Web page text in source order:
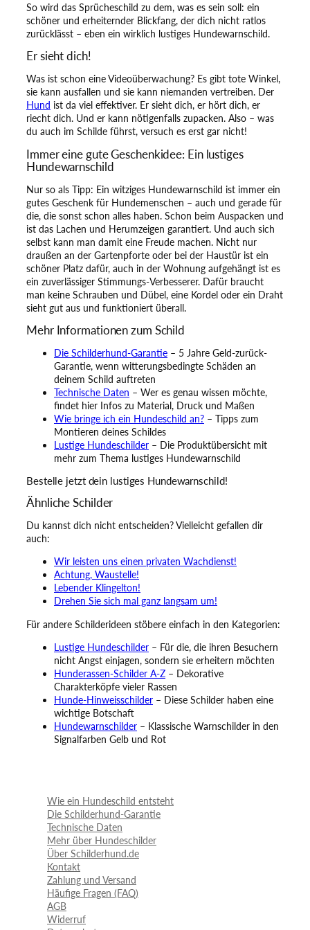
e
n
g
e
So wird das Sprücheschild zu dem, was es sein soll: ein
schöner und erheiternder Blickfang, der dich nicht ratlos
zurücklässt – eben ein wirklich lustiges Hundewarnschild.
Er sieht dich!
Was ist schon eine Videoüberwachung? Es gibt tote Winkel,
sie kann ausfallen und sie kann niemanden vertreiben. Der
Hund ist da viel effektiver. Er sieht dich, er hört dich, er
riecht dich. Und er kann nötigenfalls zupacken. Also – was
du auch im Schilde führst, versuch es erst gar nicht!
Immer eine gute Geschenkidee: Ein lustiges
Hundewarnschild
Nur so als Tipp: Ein witziges Hundewarnschild ist immer ein
gutes Geschenk für Hundemenschen – auch und gerade für
die, die sonst schon alles haben. Schon beim Auspacken und
ist das Lachen und Herumzeigen garantiert. Und auch sich
selbst kann man damit eine Freude machen. Nicht nur
draußen an der Gartenpforte oder bei der Haustür ist ein
schöner Platz dafür, auch in der Wohnung aufgehängt ist es
ein zuverlässiger Stimmungs-Verbesserer. Dafür braucht
man keine Schrauben und Dübel, eine Kordel oder ein Draht
sieht gut aus und funktioniert überall.
Mehr Informationen zum Schild
Die Schilderhund-Garantie – 5 Jahre Geld-zurück-
Garantie, wenn witterungsbedingte Schäden an
deinem Schild auftreten
Technische Daten – Wer es genau wissen möchte,
findet hier Infos zu Material, Druck und Maßen
Wie bringe ich ein Hundeschild an? – Tipps zum
Montieren deines Schildes
Lustige Hundeschilder – Die Produktübersicht mit
mehr zum Thema lustiges Hundewarnschild
Bestelle jetzt dein lustiges Hundewarnschild!
Ähnliche Schilder
Du kannst dich nicht entscheiden? Vielleicht gefallen dir
auch:
Wir leisten uns einen privaten Wachdienst!
Achtung, Waustelle!
Lebender Klingelton!
Drehen Sie sich mal ganz langsam um!
Für andere Schilderideen stöbere einfach in den Kategorien:
Lustige Hundeschilder – Für die, die ihren Besuchern
nicht Angst einjagen, sondern sie erheitern möchten
Hunderassen-Schilder A-Z – Dekorative
Charakterköpfe vieler Rassen
Hunde-Hinweisschilder – Diese Schilder haben eine
wichtige Botschaft
Hundewarnschilder – Klassische Warnschilder in den
Signalfarben Gelb und Rot
Wie ein Hundeschild entsteht
Die Schilderhund-Garantie
Technische Daten
Mehr über Hundeschilder
Über Schilderhund.de
Kontakt
Zahlung und Versand
Häufige Fragen (FAQ)
AGB
Widerruf